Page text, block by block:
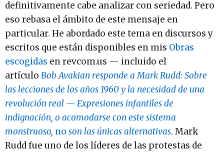
definitivamente cabe analizar con seriedad. Pero
eso rebasa el ámbito de este mensaje en
particular. He abordado este tema en discursos y
escritos que están disponibles en mis Obras
escogidas en revcom.us — incluido el
artículo Bob Avakian responde a Mark Rudd: Sobre
las lecciones de los años 1960 y la necesidad de una
revolución real — Expresiones infantiles de
indignación, o acomodarse con este sistema
monstruoso, no son las únicas alternativas. Mark
Rudd fue uno de los líderes de las protestas de